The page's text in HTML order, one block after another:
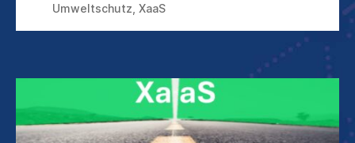
Umweltschutz XaaS